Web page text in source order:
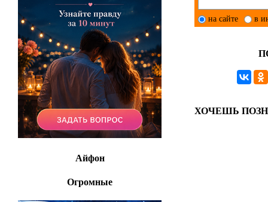
Айфон
Огромные
на сайте в
ХОЧЕШЬ